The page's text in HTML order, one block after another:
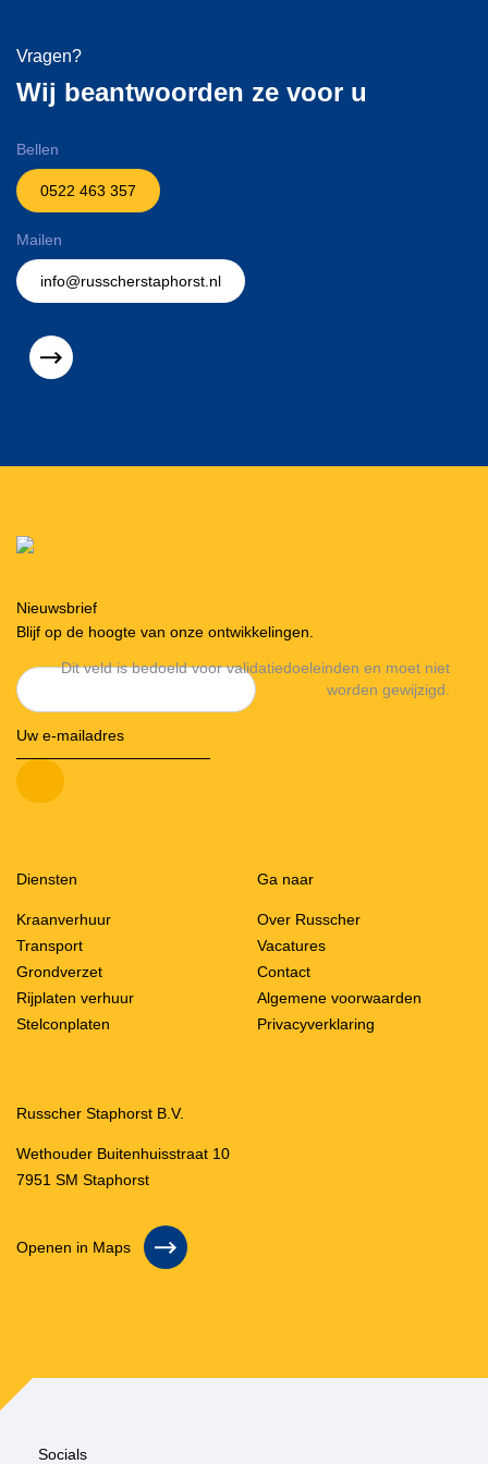
Vragen?
Wij beantwoorden ze voor u
Bellen
0522 463 357
Mailen
info@russcherstaphorst.nl
Nieuwsbrief
Blijf op de hoogte van onze ontwikkelingen.
Dit veld is bedoeld voor validatiedoeleinden en moet niet
worden gewijzigd.
Diensten
Kraanverhuur
Transport
Grondverzet
Rijplaten verhuur
Stelconplaten
Ga naar
Over Russcher
Vacatures
Contact
Algemene voorwaarden
Privacyverklaring
Russcher Staphorst B.V.
Wethouder Buitenhuisstraat 10
7951 SM Staphorst
Openen in Maps
Socials